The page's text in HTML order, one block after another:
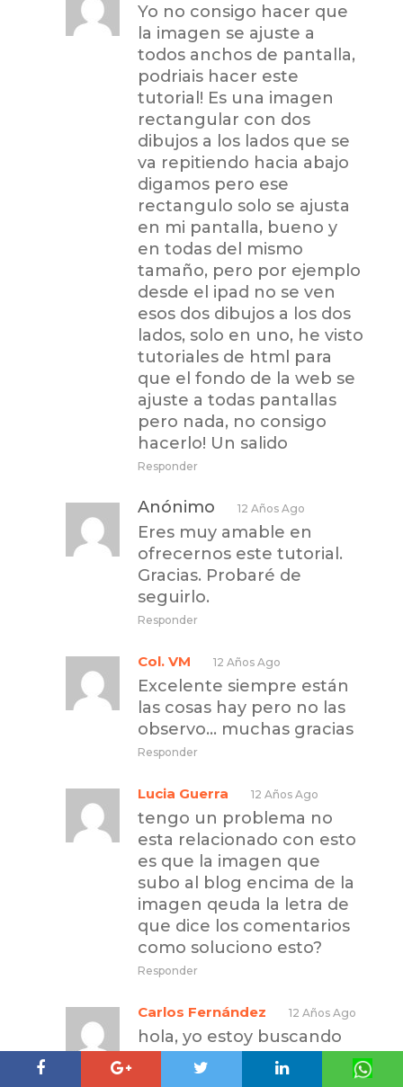
Yo no consigo hacer que
la imagen se ajuste a
todos anchos de pantalla,
podriais hacer este
tutorial! Es una imagen
rectangular con dos
dibujos a los lados que se
va repitiendo hacia abajo
digamos pero ese
rectangulo solo se ajusta
en mi pantalla, bueno y
en todas del mismo
tamaño, pero por ejemplo
desde el ipad no se ven
esos dos dibujos a los dos
lados, solo en uno, he visto
tutoriales de html para
que el fondo de la web se
ajuste a todas pantallas
pero nada, no consigo
hacerlo! Un salido
Responder
Anónimo 12 Años Ago
Eres muy amable en
ofrecernos este tutorial.
Gracias. Probaré de
seguirlo.
Responder
Col. VM 12 Años Ago
Excelente siempre están
las cosas hay pero no las
observo… muchas gracias
Responder
Lucia Guerra 12 Años Ago
tengo un problema no
esta relacionado con esto
es que la imagen que
subo al blog encima de la
imagen qeuda la letra de
que dice los comentarios
como soluciono esto?
Responder
Carlos Fernández 12 Años Ago
hola, yo estoy buscando
hacer algo parecido a lo
que posteas…